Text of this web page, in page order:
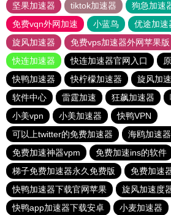
坚果加速器
tiktok加速器
狗急加速
免费vqn外网加速
小蓝鸟 优途加速
旋风加速器
免费vps加速器外网苹果版
快连加速器
快连加速器官网入口
快鸭加速器
快柠檬加速器 旋风加
软件中心
雷霆加速 狂飙加速器
小美vpn
小美加速器
快鸭VPN
可以上twitter的免费加速器
海鸥加速
免费加速神器vpm
免费加速ins的软件
梯子免费加速器永久免费版
免费加速
快鸭加速器下载官网苹果
旋风加速度
快鸭app加速器下载安卓
小麦加速器